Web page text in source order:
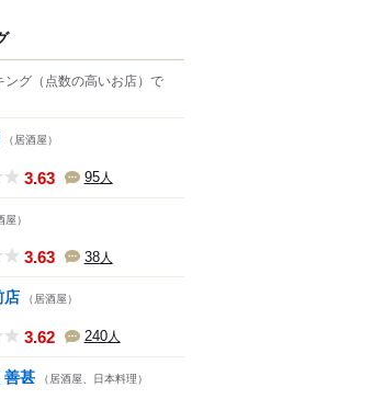
ング （点数の高いお店） で
（居酒屋）
3.63 95人
屋）
3.63 38人
店 （居酒屋）
3.62 240人
善甚 （居酒屋、日本料理）